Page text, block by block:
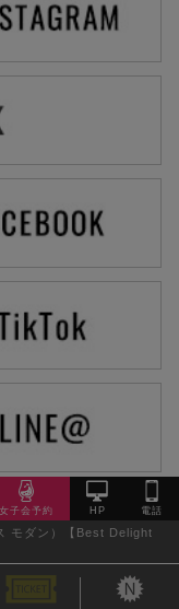
モダン）【Best Delight